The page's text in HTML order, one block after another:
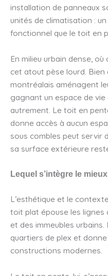
installation de panneaux
unités de climatisation :
fonctionnel que le toit en
En milieu urbain dense,
cet atout pèse lourd.
montréalais aménagent
gagnant un espace de
autrement. Le toit en
donne accès à aucun
sous combles peut servir
sa surface extérieure
Lequel s’intègre le
L’esthétique et le
toit plat épouse les
et des immeubles
quartiers de plex et
constructions modernes.